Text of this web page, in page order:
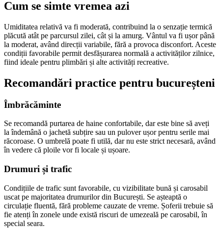
Cum se simte vremea azi
Umiditatea relativă va fi moderată, contribuind la o senzație termică
plăcută atât pe parcursul zilei, cât și la amurg. Vântul va fi ușor până
la moderat, având direcții variabile, fără a provoca disconfort. Aceste
condiții favorabile permit desfășurarea normală a activităților zilnice,
fiind ideale pentru plimbări și alte activități recreative.
Recomandări practice pentru bucureșteni
Îmbrăcăminte
Se recomandă purtarea de haine confortabile, dar este bine să aveți
la îndemână o jachetă subțire sau un pulover ușor pentru serile mai
răcoroase. O umbrelă poate fi utilă, dar nu este strict necesară, având
în vedere că ploile vor fi locale și ușoare.
Drumuri și trafic
Condițiile de trafic sunt favorabile, cu vizibilitate bună și carosabil
uscat pe majoritatea drumurilor din București. Se așteaptă o
circulație fluentă, fără probleme cauzate de vreme. Șoferii trebuie să
fie atenți în zonele unde există riscuri de umezeală pe carosabil, în
special seara.